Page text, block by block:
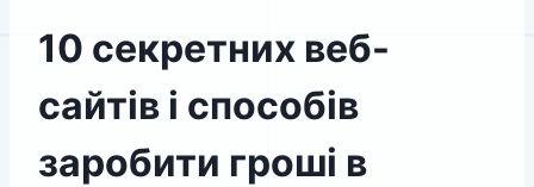
10 секретних веб-
сайтів і способів
заробити гроші в